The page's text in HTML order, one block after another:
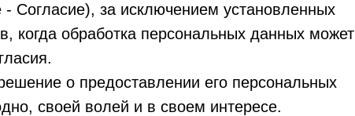
- Согласие), за исключением установленных
когда обработка персональных данных может
о предоставлении его персональных
своей волей и в своем интересе.